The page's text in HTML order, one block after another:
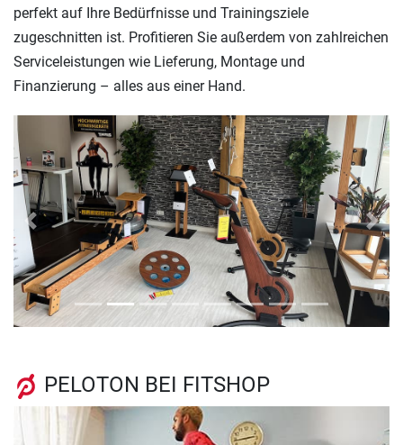
perfekt auf Ihre Bedürfnisse und Trainingsziele
zugeschnitten ist. Profitieren Sie außerdem von zahlreichen
Serviceleistungen wie Lieferung, Montage und
Finanzierung – alles aus einer Hand.
Previous Next
PELOTON BEI FITSHOP